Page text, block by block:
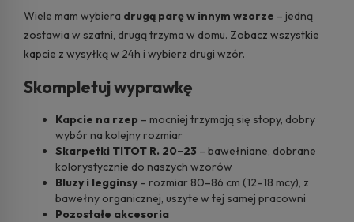
Wiele mam wybiera drugą parę w innym wzorze – jedną
zostawia w szatni, drugą trzyma w domu. Zobacz wszystkie
kapcie z wysyłką w 24h i wybierz drugi wzór.
Skompletuj wyprawkę
Kapcie na rzep – mocniej trzymają się stopy, dobry
wybór na kolejny rozmiar
Skarpetki TITOT R. 20–23 – bawełniane, dobrane
kolorystycznie do naszych wzorów
Bluzy i legginsy – rozmiar 80–86 cm (12–18 mcy), z
bawełny organicznej, uszyte w tej samej pracowni
Pozostałe akcesoria